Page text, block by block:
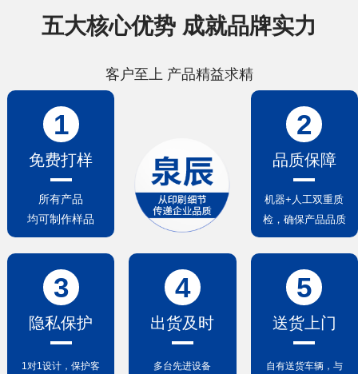
五大核心优势 成就品牌实力
客户至上 产品精益求精
1
免费打样
所有产品
均可制作样品
2
品质保障
机器+人工双重质
检，确保产品品质
3
隐私保护
1对1设计，保护客
4
出货及时
多台先进设备
5
送货上门
自有送货车辆，与